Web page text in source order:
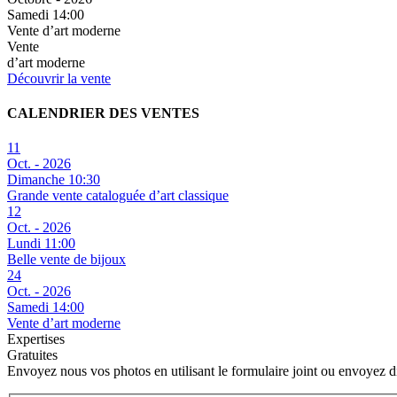
Samedi 14:00
Vente d’art moderne
Vente
d’art moderne
Découvrir la vente
CALENDRIER DES VENTES
11
Oct. - 2026
Dimanche 10:30
Grande vente cataloguée d’art classique
12
Oct. - 2026
Lundi 11:00
Belle vente de bijoux
24
Oct. - 2026
Samedi 14:00
Vente d’art moderne
Expertises
Gratuites
Envoyez nous vos photos en utilisant le formulaire joint ou envoyez